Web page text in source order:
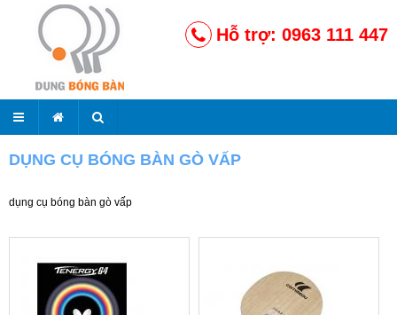
Hỗ trợ: 0963 111 447
DỤNG CỤ BÓNG BÀN GÒ VẤP
dụng cụ bóng bàn gò vấp